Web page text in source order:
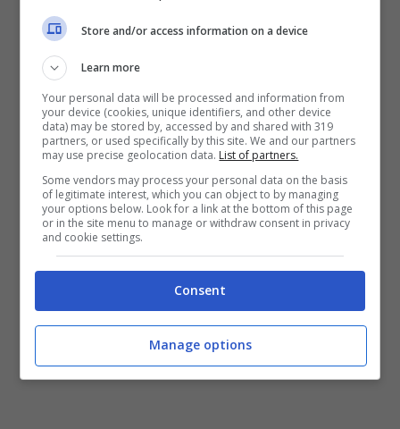
pilota, un motore e quattro ruote e rendere
la vettura il più aerodinamica possibile. È
stata costruita su un telaio in alluminio con
una carrozzeria in fibra di vetro e carbonio.
Era alta solo 83 cm e larga 110 cm
, e
aveva ruote nascoste, sottoscocca liscia e
alette mobili che aiutavano a mantenerla
stabile alle alte velocità.
(Image by Motor1)
Store and/or access information on a device
Learn more
Your personal data will be processed and information from
your device (cookies, unique identifiers, and other device
data) may be stored by, accessed by and shared with 319
partners, or used specifically by this site. We and our partners
may use precise geolocation data. List of partners.
Some vendors may process your personal data on the basis
of legitimate interest, which you can object to by managing
your options below. Look for a link at the bottom of this page
or in the site menu to manage or withdraw consent in privacy
and cookie settings.
Consent
Manage options